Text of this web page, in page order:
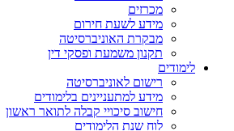
מכרזים
מידע לשעת חירום
מבקרת האוניברסיטה
תקנון משמעת ופסקי דין
לימודים
רישום לאוניברסיטה
מידע למתעניינים בלימודים
חישוב סיכויי קבלה לתואר ראשון
לוח שנת הלימודים